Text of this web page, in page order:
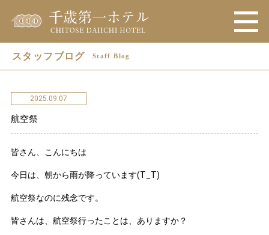
スタッフブログ Staff Blog
2025.09.07
航空祭
皆さん、こんにちは
今日は、朝から雨が降っています(T_T)
航空祭なのに残念です。
皆さんは、航空祭行ったことは、ありますか？